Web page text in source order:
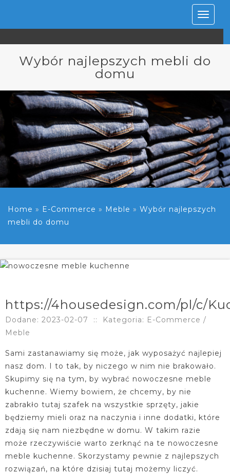
Rozwiń
Wybór najlepszych mebli do
domu
Home » E-Commerce » Meble » Wybór najlepszych
mebli do domu
https://4housedesign.com/pl/c/
Dodane: 2023-02-07 ::
Kategoria: E-Commerce /
Meble
Sami zastanawiamy się może, jak wyposażyć najlepiej
nasz dom. I to tak, by niczego w nim nie brakowało.
Skupimy się na tym, by wybrać nowoczesne meble
kuchenne. Wiemy bowiem, że chcemy, by nie
zabrakło tutaj szafek na wszystkie sprzęty, jakie
będziemy mieli oraz na naczynia i inne dodatki, które
zdają się nam niezbędne w domu. W takim razie
może rzeczywiście warto zerknąć na te nowoczesne
meble kuchenne. Skorzystamy pewnie z najlepszych
rozwiązań, na które dzisiaj tutaj możemy liczyć.